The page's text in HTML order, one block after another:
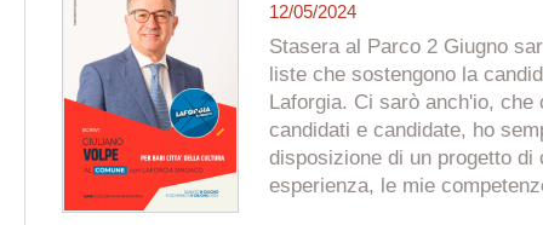
12/05/2024
Stasera al Parco 2 Giugno
liste che sostengono la
Laforgia. Ci sarò anch'io, che
candidati e candidate, ho
disposizione di un progetto di
esperienza, le mie